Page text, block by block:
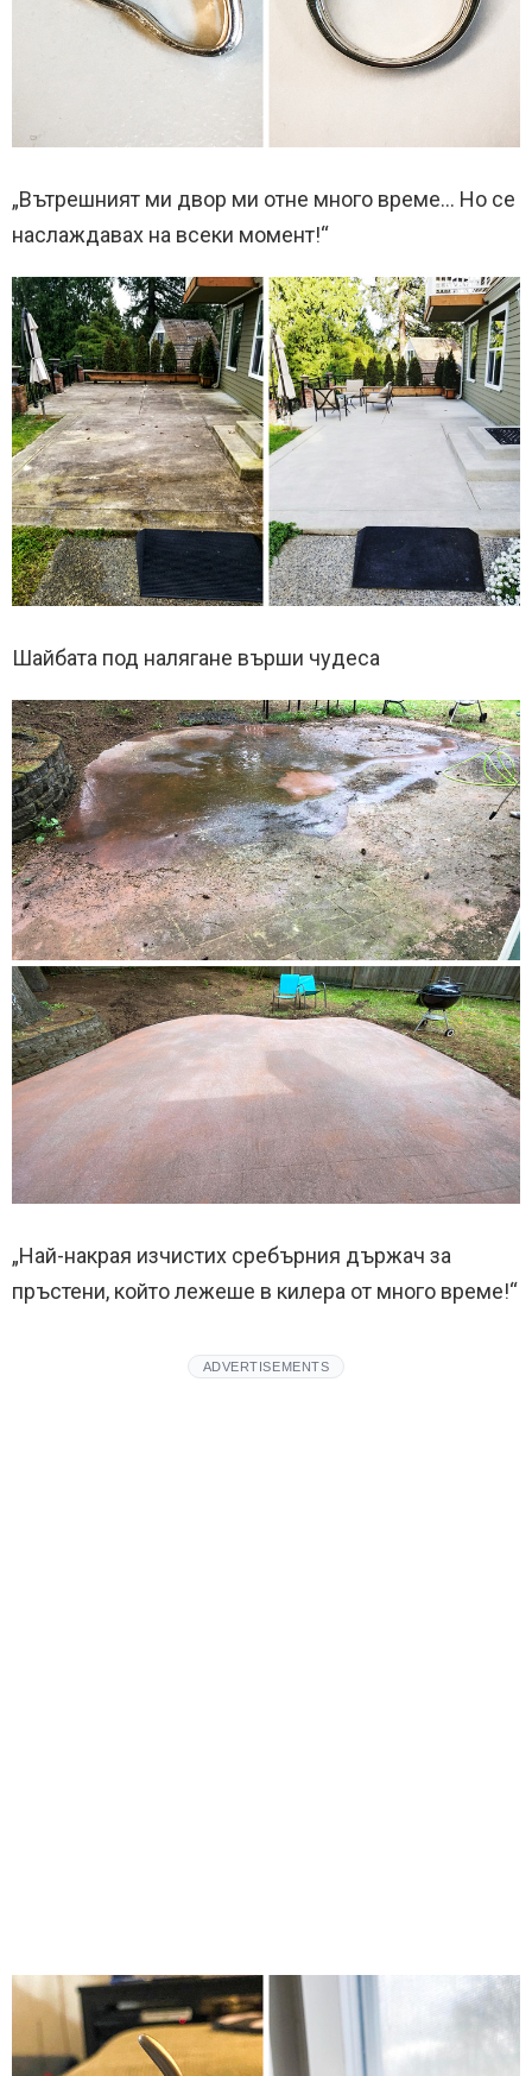
„Вътрешният ми двор ми отне много време… Но се
наслаждавах на всеки момент!“
Шайбата под налягане върши чудеса
„Най-накрая изчистих сребърния държач за
пръстени, който лежеше в килера от много време!“
ADVERTISEMENTS